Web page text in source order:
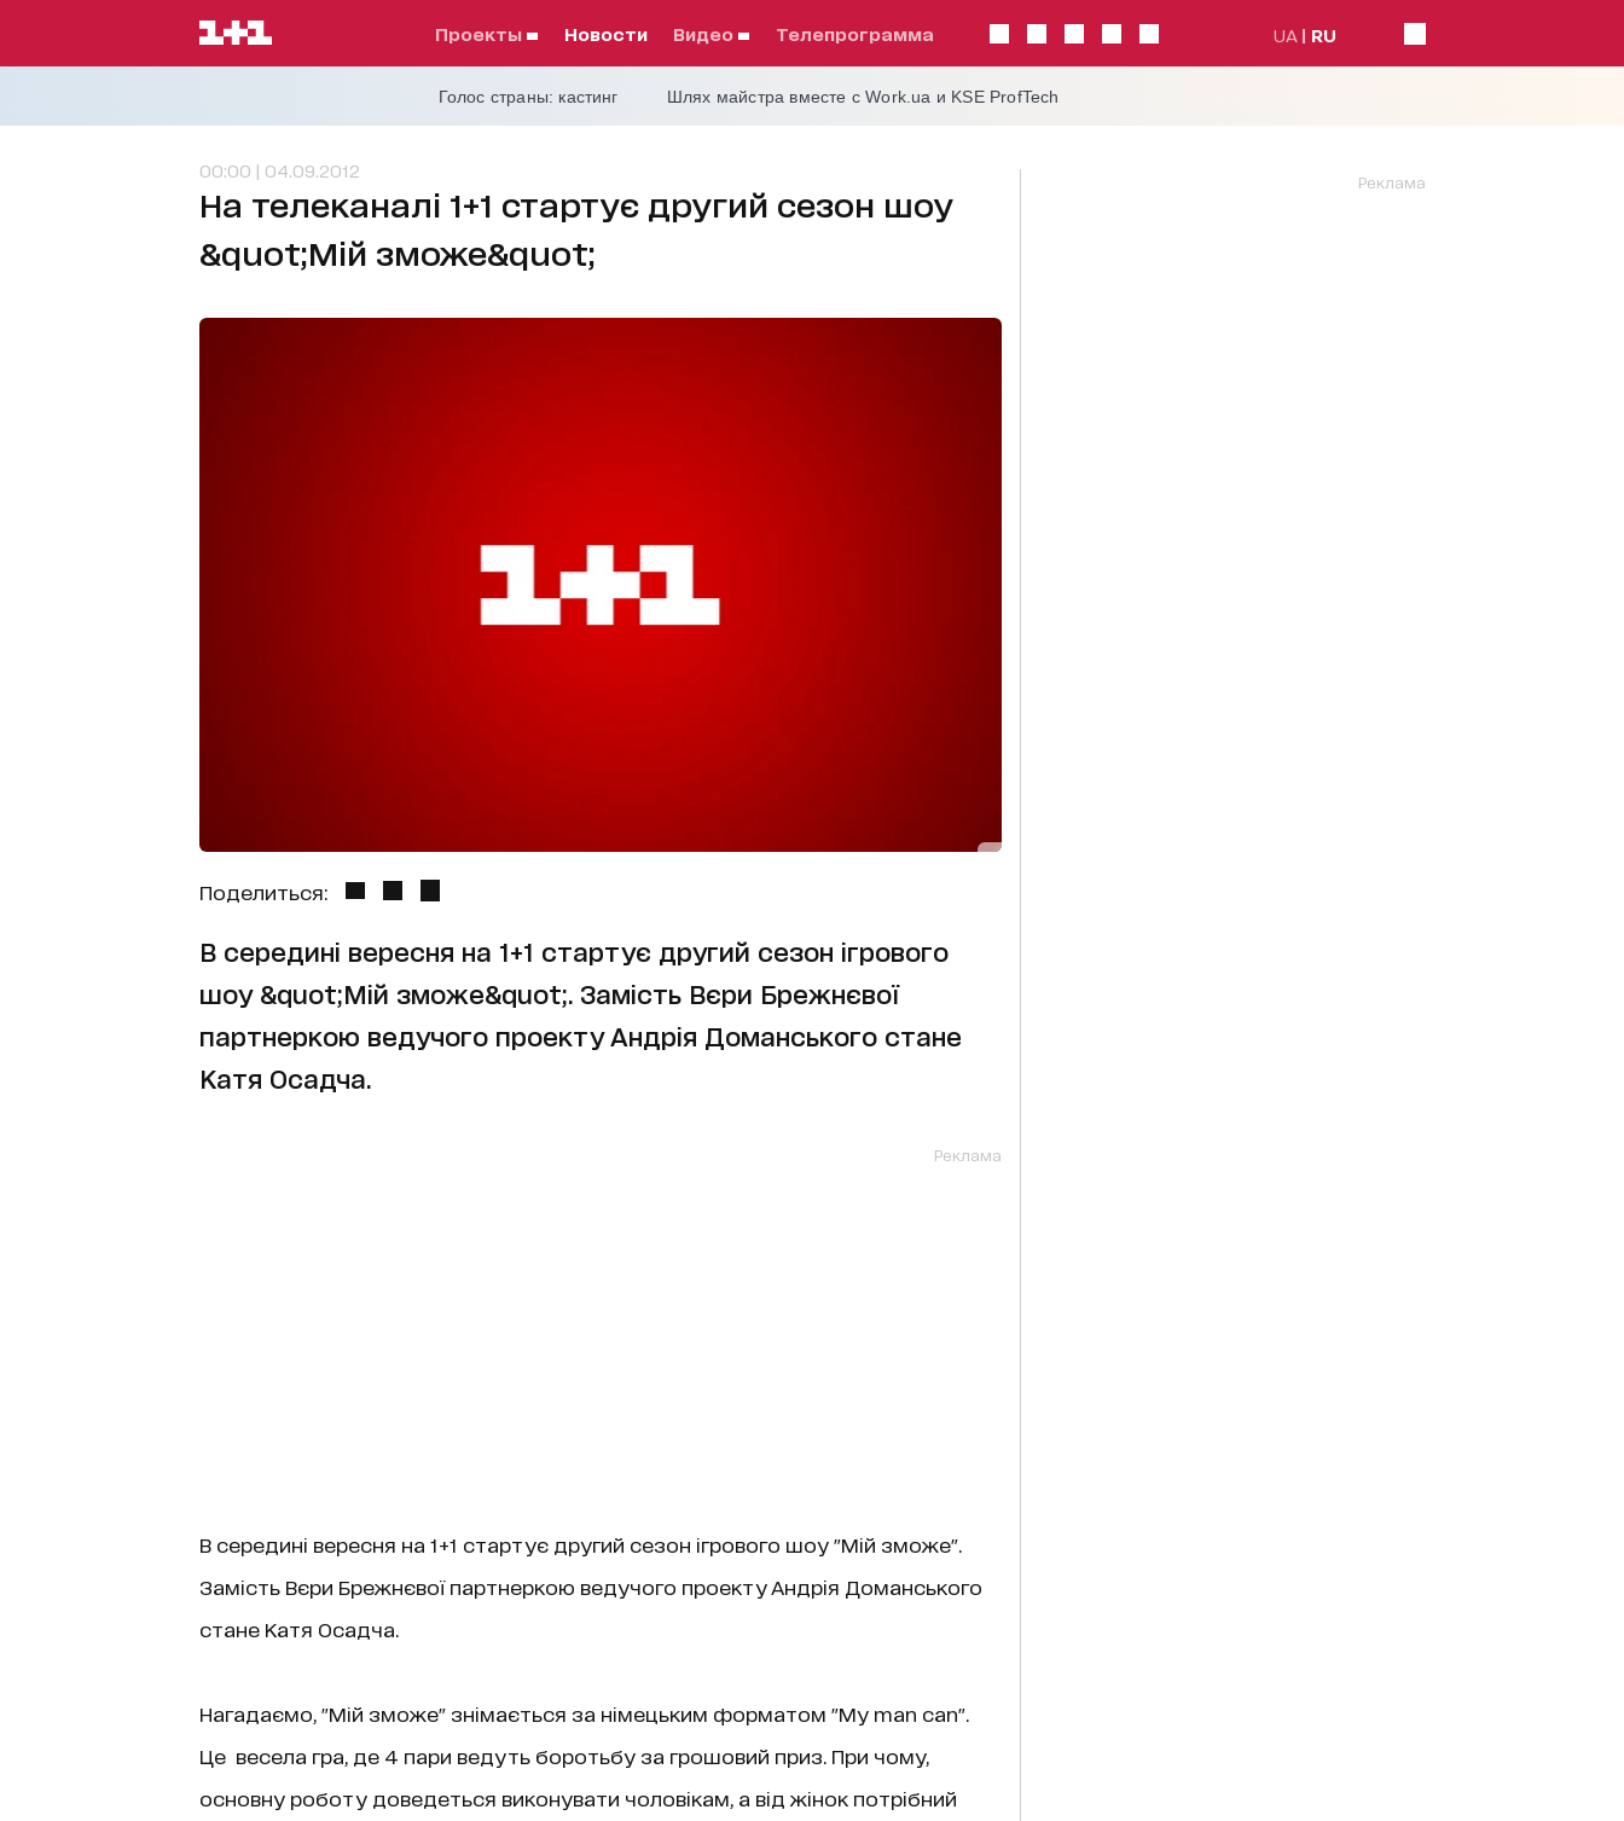
проекты Новости видео телепрограмма UA RU
Голос страны: кастинг Шлях майстра вместе с Work.ua и KSE ProfTech
00:00 | 04.09.2012
На телеканалі 1+1 стартує другий сезон шоу
&quot;Мій зможе&quot;
Поделиться:
В середині вересня на 1+1 стартує другий сезон ігрового
шоу &quot;Мій зможе&quot;. Замість Вєри Брежнєвої
партнеркою ведучого проекту Андрія Доманського стане
Катя Осадча.
Реклама
В середині вересня на 1+1 стартує другий сезон ігрового шоу "Мій зможе".
Замість Вєри Брежнєвої партнеркою ведучого проекту Андрія Доманського
стане Катя Осадча.
Нагадаємо, "Мій зможе" знімається за німецьким форматом "My man can".
Це весела гра, де 4 пари ведуть боротьбу за грошовий приз. При чому,
основну роботу доведеться виконувати чоловікам, а від жінок потрібний
Реклама